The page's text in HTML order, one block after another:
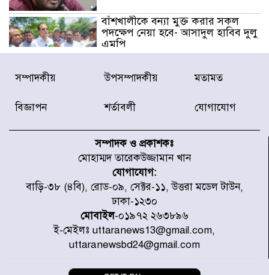
বাঁশখালীকে বন্যা মুক্ত করার সকল
পদক্ষেপ নেয়া হবে- আসাদুল হাবিব দুলু
এমপি
বিদ্যুৎ-জ্বালানি খাতে অস্থিরতা তৈরির
টাইফুন ‘ডলফিনের’ আঘাতে জাপানে
৫ আহত, চীনে বন্দর বন্ধ
চিকিৎসা খাতে জিডিপির ৫ শতাংশ
বরাদ্দের ঘোষণা স্থানীয় সরকার মন্ত্রীর
জুলাই জাদুঘর ঘুরে দেখলেন এনসিপি
সম্পাদকীয় উপসম্পাদকীয় মতামত
বিজ্ঞাপন শর্তাবলী যোগাযোগ
সম্পাদক ও প্রকাশকঃ
মোহাম্মদ তারেকউজ্জামান খান
যোগাযোগ:
বাড়ি-৩৮ (৪বি), রোড-০৯, সেক্টর-১১, উত্তরা মডেল টাউন,
ঢাকা-১২৩০
মোবাইল-০১৯৭২ ২৬৩৮৯৬
ই-মেইলঃ uttaranews13@gmail.com,
uttaranewsbd24@gmail.com